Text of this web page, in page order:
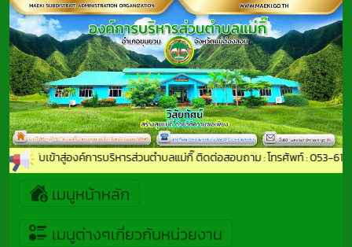
นรับเข้าสู่องค์การบริหารส่วนตำบลแม่กิ๊ ติดต่อสอบถาม : โทรศัพท์ : 053-
เมนูหน้าหลัก
เมนูต่างๆเกี่ยวกับหน่วยงาน